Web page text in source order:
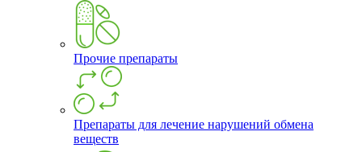
Прочие препараты
Препараты для лечение нарушений обмена
веществ